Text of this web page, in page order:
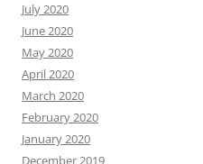
July 2020
June 2020
May 2020
April 2020
March 2020
February 2020
January 2020
December 2019